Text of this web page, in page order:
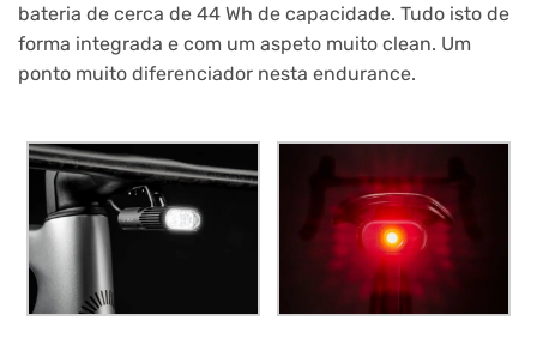
bateria de cerca de 44 Wh de capacidade. Tudo isto de
forma integrada e com um aspeto muito clean. Um
ponto muito diferenciador nesta endurance.